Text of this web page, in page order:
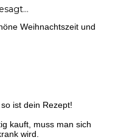
Weihnachtszeit und
ist dein Rezept!
kauft, muss man sich
wird.